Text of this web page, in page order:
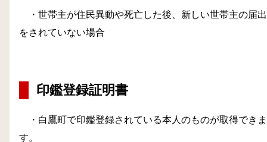
・世帯主が住民異動や死亡した後、新しい世帯主の届出
をされていない場合
印鑑登録証明書
・白鷹町で印鑑登録されている本人のものが取得できま
す。